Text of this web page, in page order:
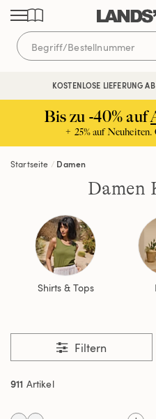
Direkt
zum
Inhalt
Direkt
zur
Navigation
Direkt
zur
Suche
KOSTENLOSE LIEFERUNG
Bis zu -40% auf
+ 25% auf Neuheiten.
Startseite Damen
Damen
Shirts & Tops
Filtern
911 Artikel